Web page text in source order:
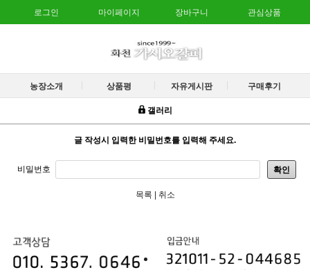
로그인 마이페이지 장바구니 관심상품
농장소개 상품평 자유게시판 구매후기
갤러리
글 작성시 입력한 비밀번호를 입력해 주세요.
비밀번호 확인
목록 취소